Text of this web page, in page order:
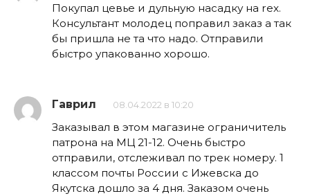
Покупал цевье и дульную насадку на rex.
Консультант молодец поправил заказ а так
бы пришла не та что надо. Отправили
быстро упакованно хорошо.
Гаврил 08.04.2022 в 10:20
Заказывал в этом магазине ограничитель
патрона на МЦ 21-12. Очень быстро
отправили, отслеживал по трек номеру. 1
классом почты России с Ижевска до
Якутска дошло за 4 дня. Заказом очень